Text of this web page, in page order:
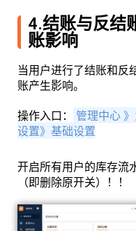
4.结账与反结
账影响
当用户进行了结账和反
账产生影响。
操作入口： 管理中心
设置》 基础设置
开启所有用户的库存流
（即删除原开关）！！